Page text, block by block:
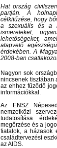
Hat ország
partján. A
célkitűzése, hogy
a szexuális és a
ismereteket,
lehetőségeket,
alapvető
érdekében. A
2008-ban
Nagyon sok
nincsenek tisztában
az ehhez fűződő
információkkal.
Az ENSZ
nemzetközi
tudatosítása
megőrzése és a
fiatalok, a házasok
családtervezési
az AIDS.